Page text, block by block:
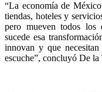
“La economía de
tiendas, hoteles y
pero mueven todos los
sucede esa
innovan y que
escuche”, concluyó De la